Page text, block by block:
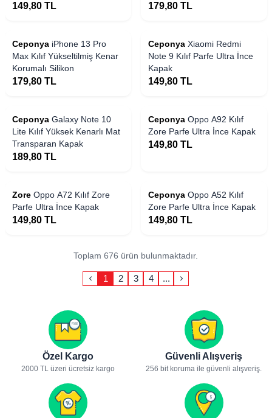
149,80 TL 179,80 TL
Ceponya iPhone 13 Pro
Max Kılıf Yükseltilmiş Kenar
Korumalı Silikon
179,80 TL
Ceponya Xiaomi Redmi
Note 9 Kılıf Parfe Ultra İnce
Kapak
149,80 TL
Ceponya Galaxy Note 10
Lite Kılıf Yüksek Kenarlı Mat
Transparan Kapak
189,80 TL
Ceponya Oppo A92 Kılıf
Zore Parfe Ultra İnce Kapak
149,80 TL
Zore Oppo A72 Kılıf Zore
Parfe Ultra İnce Kapak
149,80 TL
Ceponya Oppo A52 Kılıf
Zore Parfe Ultra İnce Kapak
149,80 TL
Toplam 676 ürün bulunmaktadır.
1 2 3 4 ...
Özel Kargo
2000 TL üzeri ücretsiz kargo
Güvenli Alışveriş
256 bit koruma ile güvenli alışveriş.